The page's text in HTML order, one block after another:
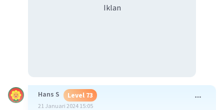
Iklan
Hans S Level 73
21 Januari 2024 15:05